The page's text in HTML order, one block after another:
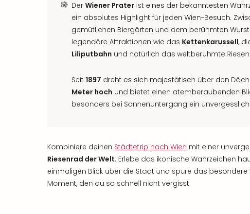
Der Wiener Prater ist eines der bekanntesten
ein absolutes Highlight für jeden Wien-Besuch.
gemütlichen Biergärten und dem berühmten
legendäre Attraktionen wie das Kettenkarussell,
Liliputbahn und natürlich das weltberühmte
Seit 1897 dreht es sich majestätisch über den
Meter hoch und bietet einen atemberaubenden
besonders bei Sonnenuntergang ein
Kombiniere deinen Städtetrip nach Wien mit einer
Riesenrad der Welt. Erlebe das ikonische Wahrzeichen
einmaligen Blick über die Stadt und spüre das besondere
Moment, den du so schnell nicht vergisst.